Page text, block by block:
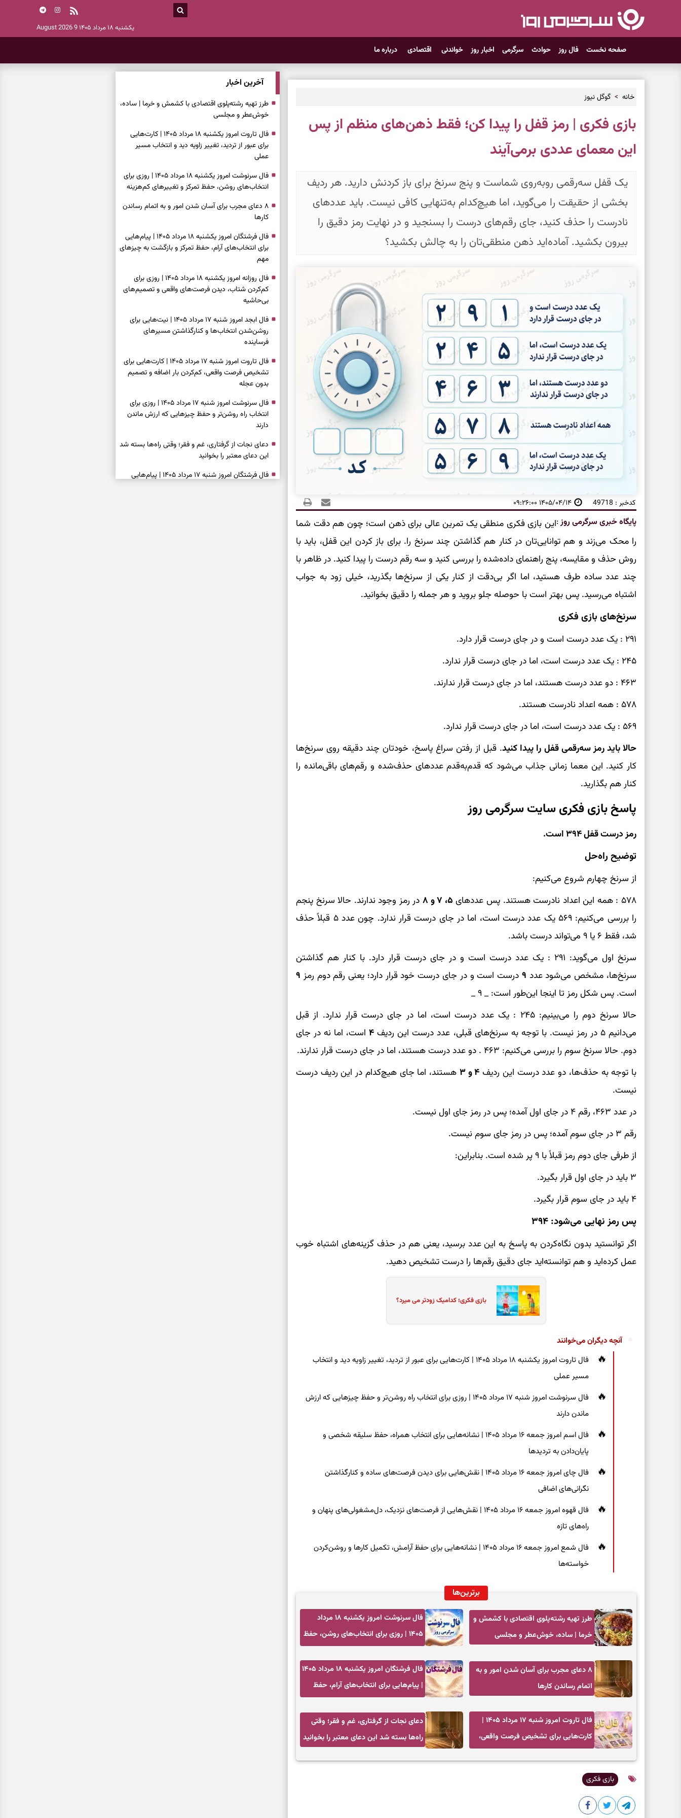
یکشنبه ۱۸ مرداد ۱۴۰۵ 9 August 2026
صفحه نخست فال روز حوادث سرگرمی اخبار روز خواندنی اقتصادی درباره ما
خانه گوگل نیوز
بازی فکری | رمز قفل را پیدا کن؛ فقط ذهن‌های منظم از پس
این معمای عددی برمی‌آیند
یک قفل سه‌رقمی روبه‌روی شماست و پنج سرنخ برای باز کردنش دارید. هر ردیف
بخشی از حقیقت را می‌گوید، اما هیچ‌کدام به‌تنهایی کافی نیست. باید عددهای
نادرست را حذف کنید، جای رقم‌های درست را بسنجید و در نهایت رمز دقیق را
بیرون بکشید. آماده‌اید ذهن منطقی‌تان را به چالش بکشید؟
کدخبر : 49718 ۱۴۰۵/۰۴/۱۴ ۰۹:۲۶:۰۰
پایگاه خبری سرگرمی روز:این بازی فکری منطقی یک تمرین عالی برای ذهن است؛ چون هم دقت شما
را محک می‌زند و هم توانایی‌تان در کنار هم گذاشتن چند سرنخ را. برای باز کردن این قفل، باید با
روش حذف و مقایسه، پنج راهنمای داده‌شده را بررسی کنید و سه رقم درست را پیدا کنید. در ظاهر با
چند عدد ساده طرف هستید، اما اگر بی‌دقت از کنار یکی از سرنخ‌ها بگذرید، خیلی زود به جواب
اشتباه می‌رسید. پس بهتر است با حوصله جلو بروید و هر جمله را دقیق بخوانید.
سرنخ‌های بازی فکری
۲۹۱ : یک عدد درست است و در جای درست قرار دارد.
۲۴۵ : یک عدد درست است، اما در جای درست قرار ندارد.
۴۶۳ : دو عدد درست هستند، اما در جای درست قرار ندارند.
۵۷۸ : همه اعداد نادرست هستند.
۵۶۹ : یک عدد درست است، اما در جای درست قرار ندارد.
حالا باید رمز سه‌رقمی قفل را پیدا کنید. قبل از رفتن سراغ پاسخ، خودتان چند دقیقه روی سرنخ‌ها
کار کنید. این معما زمانی جذاب می‌شود که قدم‌به‌قدم عددهای حذف‌شده و رقم‌های باقی‌مانده را
کنار هم بگذارید.
پاسخ بازی فکری سایت سرگرمی روز
رمز درست قفل ۳۹۴ است.
توضیح راه‌حل
از سرنخ چهارم شروع می‌کنیم:
۵۷۸ : همه این اعداد نادرست هستند. پس عددهای
۵، ۷ و ۸
در رمز وجود ندارند. حالا سرنخ پنجم
را بررسی می‌کنیم: ۵۶۹ یک عدد درست است، اما در جای درست قرار ندارد. چون عدد ۵ قبلاً حذف
شد، فقط ۶ یا ۹ می‌تواند درست باشد.
سرنخ اول می‌گوید: ۲۹۱ : یک عدد درست است و در جای درست قرار دارد. با کنار هم گذاشتن
سرنخ‌ها، مشخص می‌شود عدد ۹ درست است و در جای درست خود قرار دارد؛ یعنی رقم دوم رمز ۹
است. پس شکل رمز تا اینجا این‌طور است: _ ۹ _
حالا سرنخ دوم را می‌بینیم: ۲۴۵ : یک عدد درست است، اما در جای درست قرار ندارد. از قبل
می‌دانیم ۵ در رمز نیست. با توجه به سرنخ‌های قبلی، عدد درست این ردیف
۴است، اما نه در جای
دوم. حالا سرنخ سوم را بررسی می‌کنیم: ۴۶۳ . دو عدد درست هستند، اما در جای درست قرار ندارند.
با توجه به حذف‌ها، دو عدد درست این ردیف ۴ و ۳
هستند، اما جای هیچ‌کدام در این ردیف درست
نیست.
در عدد ۴۶۳، رقم ۴ در جای اول آمده؛ پس در رمز جای اول نیست.
رقم ۳ در جای سوم آمده؛ پس در رمز جای سوم نیست.
از طرفی جای دوم رمز قبلاً با ۹ پر شده است. بنابراین:
۳ باید در جای اول قرار بگیرد.
۴ باید در جای سوم قرار بگیرد.
پس رمز نهایی می‌شود: ۳۹۴
اگر توانستید بدون نگاه‌کردن به پاسخ به این عدد برسید، یعنی هم در حذف گزینه‌های اشتباه خوب
عمل کرده‌اید و هم توانسته‌اید جای دقیق رقم‌ها را درست تشخیص دهید.
بازی فکری؛ کدامیک زودتر می میرد؟
آنچه دیگران می‌خوانند
فال تاروت امروز یکشنبه ۱۸ مرداد ۱۴۰۵ | کارت‌هایی برای عبور از تردید، تغییر زاویه دید و انتخاب
مسیر عملی
فال سرنوشت امروز شنبه ۱۷ مرداد ۱۴۰۵ | روزی برای انتخاب راه روشن‌تر و حفظ چیزهایی که ارزش
ماندن دارند
فال اسم امروز جمعه ۱۶ مرداد ۱۴۰۵ | نشانه‌هایی برای انتخاب همراه، حفظ سلیقه شخصی و
پایان‌دادن به تردیدها
فال چای امروز جمعه ۱۶ مرداد ۱۴۰۵ | نقش‌هایی برای دیدن فرصت‌های ساده و کنارگذاشتن
نگرانی‌های اضافی
فال قهوه امروز جمعه ۱۶ مرداد ۱۴۰۵ | نقش‌هایی از فرصت‌های نزدیک، دل‌مشغولی‌های پنهان و
راه‌های تازه
فال شمع امروز جمعه ۱۶ مرداد ۱۴۰۵ | نشانه‌هایی برای حفظ آرامش، تکمیل کارها و روشن‌کردن
خواسته‌ها
برترین‌ها
طرز تهیه رشته‌پلوی اقتصادی با کشمش و
خرما | ساده، خوش‌عطر و مجلسی
فال سرنوشت امروز یکشنبه ۱۸ مرداد
۱۴۰۵ | روزی برای انتخاب‌های روشن، حفظ
۸ دعای مجرب برای آسان شدن امور و به
اتمام رساندن کار‌ها
فال فرشتگان امروز یکشنبه ۱۸ مرداد ۱۴۰۵
| پیام‌هایی برای انتخاب‌های آرام، حفظ
فال تاروت امروز شنبه ۱۷ مرداد ۱۴۰۵ |
کارت‌هایی برای تشخیص فرصت واقعی،
دعای نجات از گرفتاری، غم و فقر؛ وقتی
راه‌ها بسته شد این دعای معتبر را بخوانید
بازی فکری
آخرین اخبار
طرز تهیه رشته‌پلوی اقتصادی با کشمش و خرما | ساده،
خوش‌عطر و مجلسی
فال تاروت امروز یکشنبه ۱۸ مرداد ۱۴۰۵ | کارت‌هایی
برای عبور از تردید، تغییر زاویه دید و انتخاب مسیر
عملی
فال سرنوشت امروز یکشنبه ۱۸ مرداد ۱۴۰۵ | روزی برای
انتخاب‌های روشن، حفظ تمرکز و تغییرهای کم‌هزینه
۸ دعای مجرب برای آسان شدن امور و به اتمام رساندن
کار‌ها
فال فرشتگان امروز یکشنبه ۱۸ مرداد ۱۴۰۵ | پیام‌هایی
برای انتخاب‌های آرام، حفظ تمرکز و بازگشت به چیزهای
مهم
فال روزانه امروز یکشنبه ۱۸ مرداد ۱۴۰۵ | روزی برای
کم‌کردن شتاب، دیدن فرصت‌های واقعی و تصمیم‌های
بی‌حاشیه
فال ابجد امروز شنبه ۱۷ مرداد ۱۴۰۵ | نیت‌هایی برای
روشن‌شدن انتخاب‌ها و کنارگذاشتن مسیرهای
فرساینده
فال تاروت امروز شنبه ۱۷ مرداد ۱۴۰۵ | کارت‌هایی برای
تشخیص فرصت واقعی، کم‌کردن بار اضافه و تصمیم
بدون عجله
فال سرنوشت امروز شنبه ۱۷ مرداد ۱۴۰۵ | روزی برای
انتخاب راه روشن‌تر و حفظ چیزهایی که ارزش ماندن
دارند
دعای نجات از گرفتاری، غم و فقر؛ وقتی راه‌ها بسته شد
این دعای معتبر را بخوانید
فال فرشتگان امروز شنبه ۱۷ مرداد ۱۴۰۵ | پیام‌هایی